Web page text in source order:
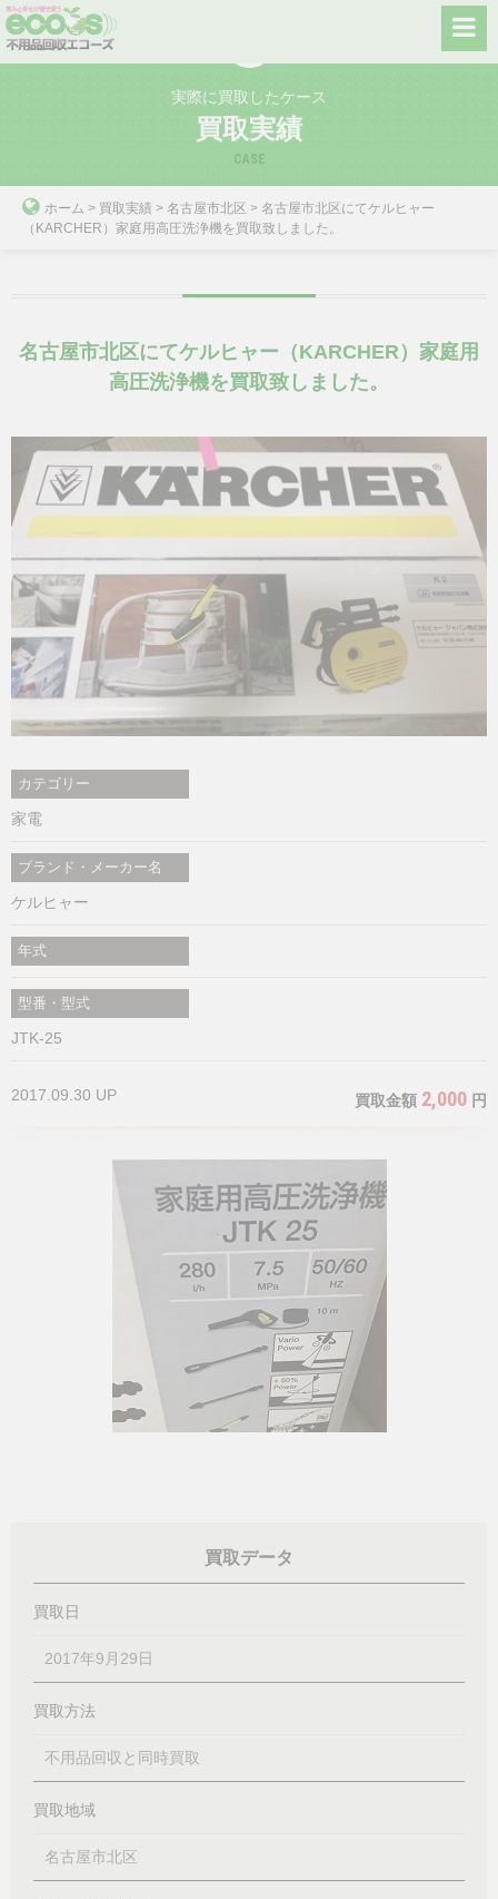
Skip
to
実際に買取したケース
買取実績
CASE
ホーム > 買取実績 > 名古屋市北区 > 名古屋市北区にてケルヒャー
（KARCHER）家庭用高圧洗浄機を買取致しました。
名古屋市北区にてケルヒャー（KARCHER）家庭用
高圧洗浄機を買取致しました。
カテゴリー
家電
ブランド・メーカー名
ケルヒャー
年式
型番・型式
JTK-25
2017.09.30 UP 買取金額 2,000 円
買取データ
買取日
2017年9月29日
買取方法
不用品回収と同時買取
買取地域
名古屋市北区